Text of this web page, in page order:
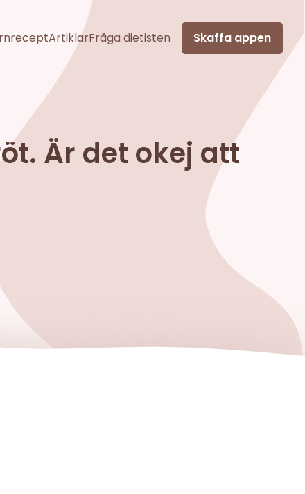
ArtiklarFråga dietisten Skaffa appen
Är det okej att